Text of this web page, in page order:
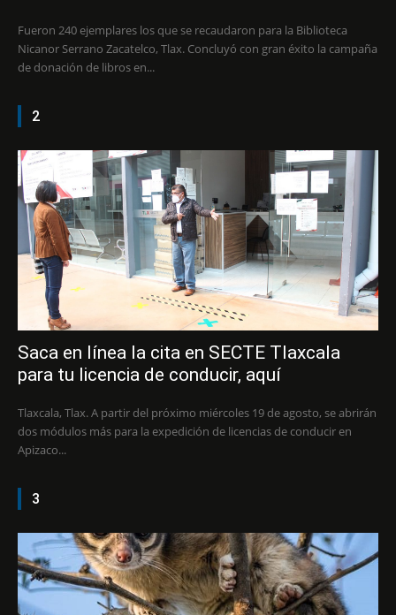
Fueron 240 ejemplares los que se recaudaron para la Biblioteca
Nicanor Serrano Zacatelco, Tlax. Concluyó con gran éxito la campaña
de donación de libros en...
2
Saca en línea la cita en SECTE Tlaxcala
para tu licencia de conducir, aquí
Tlaxcala, Tlax. A partir del próximo miércoles 19 de agosto, se abrirán
dos módulos más para la expedición de licencias de conducir en
Apizaco...
3